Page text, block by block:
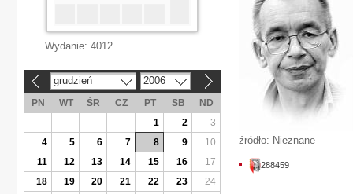
źródło: Nieznane
288459
Wydanie: 4012
grudzień 2006
PN WT ŚR CZ PT SB
ND
1
2
3
4
5 6 7 8 9
10
11
12 13 14 15 16
17
18
19 20 21 22 23
24